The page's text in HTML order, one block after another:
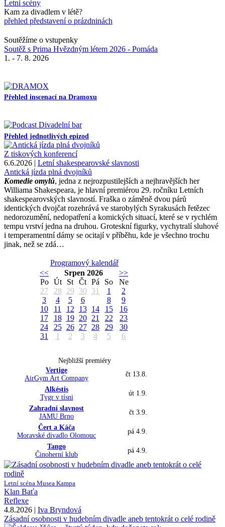
Letní scény
Kam za divadlem v létě?
přehled představení o prázdninách
Soutěžíme o vstupenky
Soutěž s Prima Hvězdným létem 2026 - Pomáda
1. - 7. 8. 2026
Přehled inscenací na Dramoxu
Přehled jednotlivých epizod
Z tiskových konferencí
6.6.2026 | Letní shakespearovské slavnosti
Antická jízda plná dvojníků
Komedie omylů, jedna z nejrozpustilejších a nejhravějších her
Williama Shakespeara, je hlavní premiérou 29. ročníku Letních
shakespearovských slavností. Fraška o záměně dvou párů
identických dvojčat rozehrává ve starobylých Syrakusách řetězec
nedorozumění, nedopatření a komických situací, které se v rychlém
tempu vrství jedna na druhou. Groteskní figurky, vychytralí sluhové
i temperamentní dámy se ocitají v příběhu, kde je všechno trochu
jinak, než se zdá…
Programový kalendář
<<
Srpen 2026
>>
Po
Út St Čt Pá So
Ne
27
28 29 30 31 1
2
3
4 5 6 8
9
10
11 12 13 14 15
16
17
18 19 20 21 22
23
24
25 26 27 28 29
30
31
1 2 3 4 5 6
Nejbližší premiéry
Vertige
AirGym Art Company
čt 13.8.
Alkéstis
Tygr v tísni
út 1.9.
Zahradní slavnost
JAMU Brno
čt 3.9.
Čert a Káča
Moravské divadlo Olomouc
pá 4.9.
Tango
Činoherní klub
pá 4.9.
Letní scéna Musea Kampa
Klan Baťa
Reflexe
4.8.2026 | Iva Bryndová
Zásadní osobnosti v hudebním divadle aneb tentokrát o celé rodině